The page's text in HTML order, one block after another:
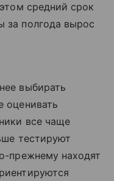
средний срок
за полгода вырос
выбирать
оценивать
все чаще
тестируют
прежнему находят